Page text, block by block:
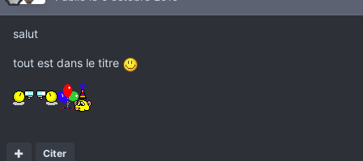
salut
tout est dans le titre
Citer